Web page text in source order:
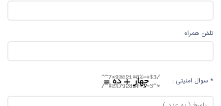
تلفن همراه
* سوال امنیتی :